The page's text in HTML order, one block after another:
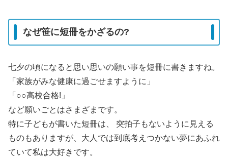
なぜ笹に短冊をかざるの?
七夕の頃になると思い思いの願い事を短冊に書きますね。
「家族がみな健康に過ごせますように」
「○○高校合格!」
など願いごとはさまざまです。
特に子どもが書いた短冊は、 突拍子もないように見える
ものもありますが、大人では到底考えつかない夢にあふれ
ていて私は大好きです。